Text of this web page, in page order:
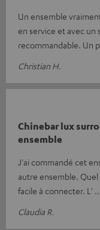
Un ensemble
en service et avec
recommandable. Un
Christian H.
Chinebar lux
ensemble
J'ai commandé cet
autre ensemble.
facile à connecter. L'
Claudia R.